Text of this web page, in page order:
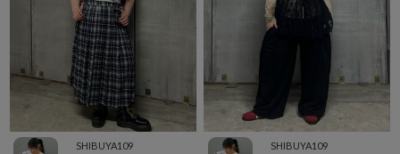
SHIBUYA109 SHIBUYA109